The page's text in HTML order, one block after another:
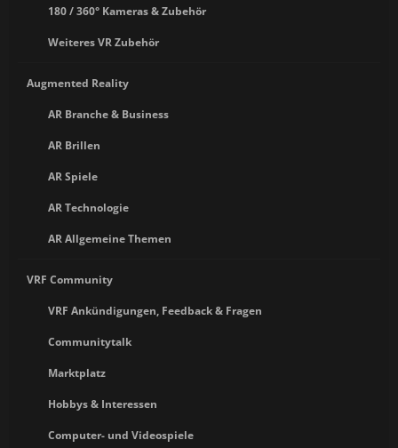
180 / 360° Kameras & Zubehör
Weiteres VR Zubehör
Augmented Reality
AR Branche & Business
AR Brillen
AR Spiele
AR Technologie
AR Allgemeine Themen
VRF Community
VRF Ankündigungen, Feedback & Fragen
Communitytalk
Marktplatz
Hobbys & Interessen
Computer- und Videospiele